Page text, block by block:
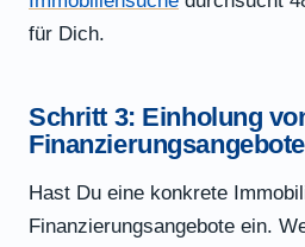
für Dich.
Schritt 3: Einholung
Hast Du eine konkrete
Finanzierungsangebote ein.